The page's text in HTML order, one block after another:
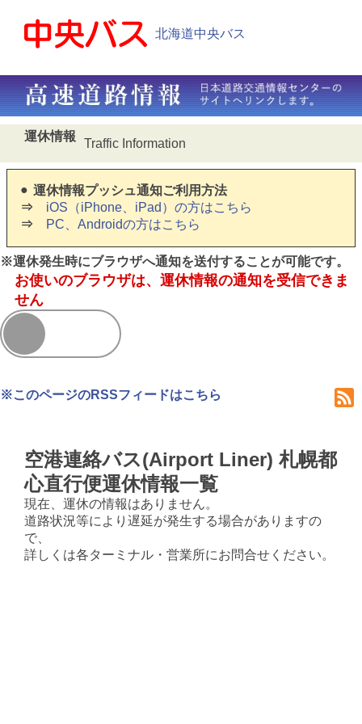
北海道中央バス
運休情報
Traffic Information
運休情報プッシュ通知ご利用方法
iOS（iPhone、iPad）の方はこちら
PC、Androidの方はこちら
※運休発生時にブラウザへ通知を送付することが可能です。
お使いのブラウザは、運休情報の通知を受信できま
せん
※このページのRSSフィードはこちら
空港連絡バス(Airport Liner) 札幌都
心直行便運休情報一覧
現在、運休の情報はありません。
道路状況等により遅延が発生する場合がありますの
で、
詳しくは各ターミナル・営業所にお問合せください。